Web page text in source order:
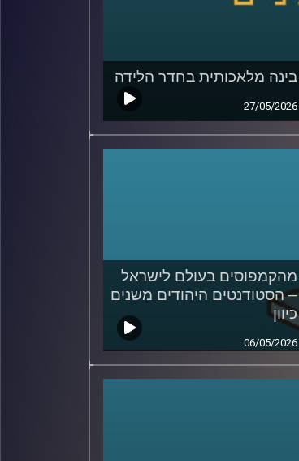
בינה מלאכותית בחדר הלידה
27/05/2026
מהקמפוסים בעולם לישראל
– הסטודנטים היהודים משנים
כיוון
06/05/2026